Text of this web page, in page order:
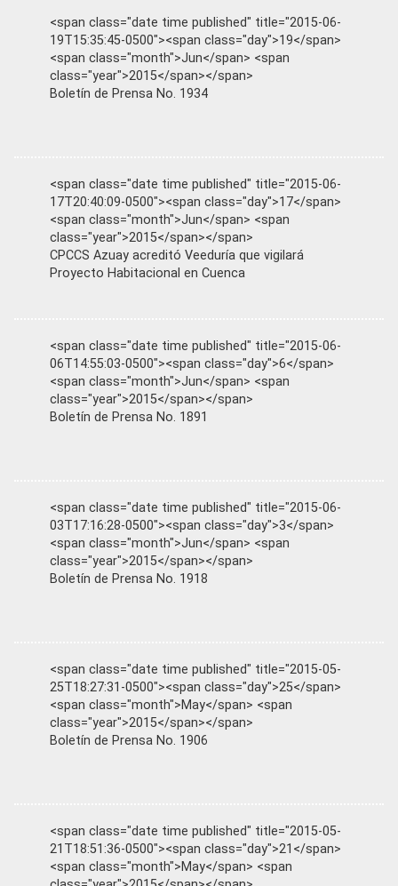
<span class="date time published" title="2015-06-
19T15:35:45-0500"><span class="day">19</span>
<span class="month">Jun</span> <span
class="year">2015</span></span>
Boletín de Prensa No. 1934
<span class="date time published" title="2015-06-
17T20:40:09-0500"><span class="day">17</span>
<span class="month">Jun</span> <span
class="year">2015</span></span>
CPCCS Azuay acreditó Veeduría que vigilará
Proyecto Habitacional en Cuenca
<span class="date time published" title="2015-06-
06T14:55:03-0500"><span class="day">6</span>
<span class="month">Jun</span> <span
class="year">2015</span></span>
Boletín de Prensa No. 1891
<span class="date time published" title="2015-06-
03T17:16:28-0500"><span class="day">3</span>
<span class="month">Jun</span> <span
class="year">2015</span></span>
Boletín de Prensa No. 1918
<span class="date time published" title="2015-05-
25T18:27:31-0500"><span class="day">25</span>
<span class="month">May</span> <span
class="year">2015</span></span>
Boletín de Prensa No. 1906
<span class="date time published" title="2015-05-
21T18:51:36-0500"><span class="day">21</span>
<span class="month">May</span> <span